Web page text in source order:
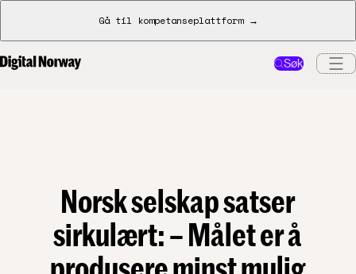
Gå til kompetanseplattform →
Søk
Norsk selskap satser
sirkulært: – Målet er å